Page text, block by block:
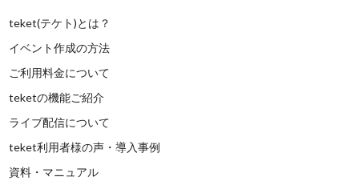
teket(テケト)とは？
イベント作成の方法
ご利用料金について
teketの機能ご紹介
ライブ配信について
teket利用者様の声・導入事例
資料・マニュアル